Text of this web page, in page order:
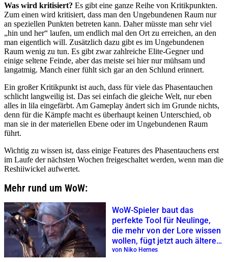
Was wird kritisiert? Es gibt eine ganze Reihe von Kritikpunkten.
Zum einen wird kritisiert, dass man den Ungebundenen Raum nur
an speziellen Punkten betreten kann. Daher müsste man sehr viel
„hin und her“ laufen, um endlich mal den Ort zu erreichen, an den
man eigentlich will. Zusätzlich dazu gibt es im Ungebundenen
Raum wenig zu tun. Es gibt zwar zahlreiche Elite-Gegner und
einige seltene Feinde, aber das meiste sei hier nur mühsam und
langatmig. Manch einer fühlt sich gar an den Schlund erinnert.
Ein großer Kritikpunkt ist auch, dass für viele das Phasentauchen
schlicht langweilig ist. Das sei einfach die gleiche Welt, nur eben
alles in lila eingefärbt. Am Gameplay ändert sich im Grunde nichts,
denn für die Kämpfe macht es überhaupt keinen Unterschied, ob
man sie in der materiellen Ebene oder im Ungebundenen Raum
führt.
Wichtig zu wissen ist, dass einige Features des Phasentauchens erst
im Laufe der nächsten Wochen freigeschaltet werden, wenn man die
Reshiiwickel aufwertet.
Mehr rund um WoW:
WoW-Spieler baut das
perfekte Tool für Neulinge,
die mehr von der Lore wissen
wollen, fügt jetzt auch ältere
Erweiterungen hinzu
von Niko Hernes